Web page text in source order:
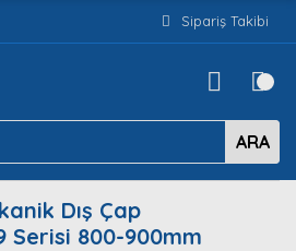
Sipariş Takibi
ARA
Dış Çap
Serisi 800-900mm